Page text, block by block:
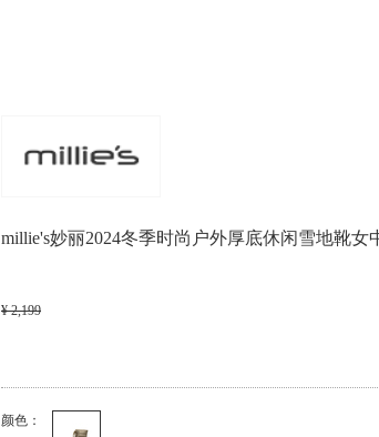
millie's妙丽2024冬季时尚户外厚底休闲雪地靴女
¥ 2,199
颜色：